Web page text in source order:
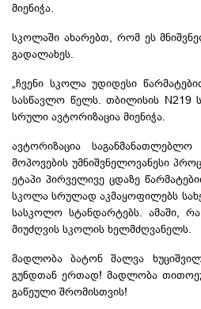
მიენიჭა.
სკოლაში ახარებთ, რომ ეს
გადალახეს.
„ჩვენი სკოლა უდიდესი
სასწავლო წელს. თბილისის N219
სრული ავტორიზაცია მიენიჭა.
ავტორიზაცია საგანმანათლებლო
მოპოვების უმნიშვნელოვანესი
ეტაპი პირველივე ცდაზე
სკოლა სრულად აკმაყოფილებს
სასკოლო სტანდარტებს. ამაში,
მიუძღვის სკოლის ხელმძღვანელს.
მადლობა ბატონ შალვა
გუნდთან ერთად! მადლობა
გაწეული შრომისთვის!